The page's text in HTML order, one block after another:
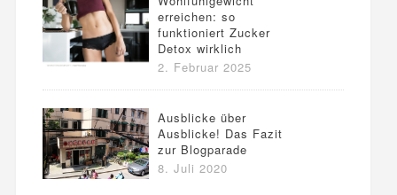
erreichen: so
funktioniert Zucker
Detox wirklich
2. Februar 2025
Ausblicke über
Ausblicke! Das Fazit
zur Blogparade
8. Juli 2020